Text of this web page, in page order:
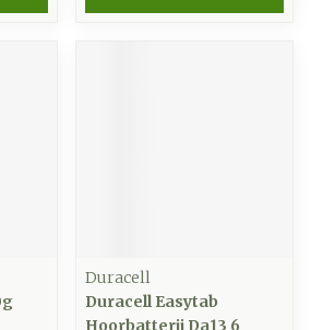
Duracell
Duracell Easytab
Hoorbatterij Da13 6